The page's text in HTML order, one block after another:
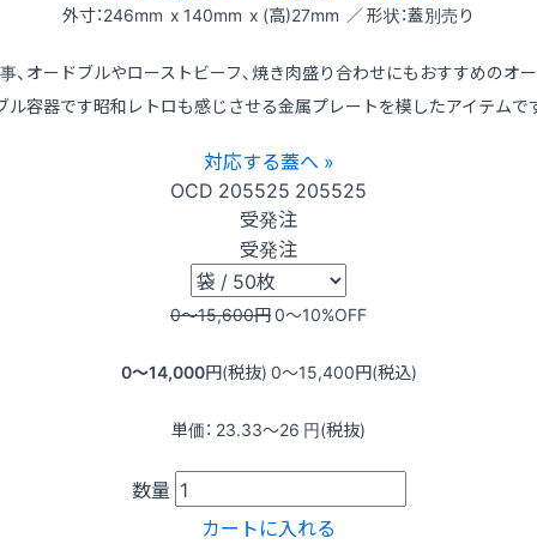
外寸：246mm x 140mm x (高)27mm ／ 形状：蓋別売り
、オードブルやローストビーフ、焼き肉盛り合わせにもおすすめのオ
ル容器です昭和レトロも感じさせる金属プレートを模したアイテムで
対応する蓋へ »
OCD 205525 205525
受発注
受発注
0〜15,600円0〜10%OFF
0〜14,000円(税抜) 0〜15,400円(税込)
単価： 23.33〜26 円(税抜)
数量
カートに入れる